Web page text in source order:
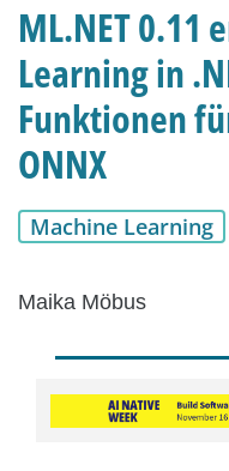
ML.NET 0.11
Learning in
Funktionen
ONNX
Machine Learning
Maika Möbus